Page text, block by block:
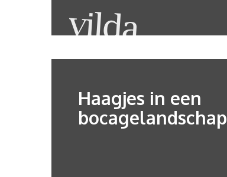
Haagjes in een
bocagelandschap